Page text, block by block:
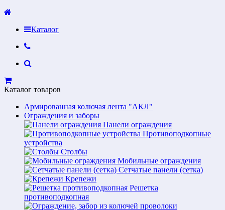
Каталог
Каталог товаров
Армированная колючая лента "АКЛ"
Ограждения и заборы
Панели ограждения
Противоподкопные
устройства
Столбы
Мобильные ограждения
Сетчатые панели (сетка)
Крепежи
Решетка
противоподкопная